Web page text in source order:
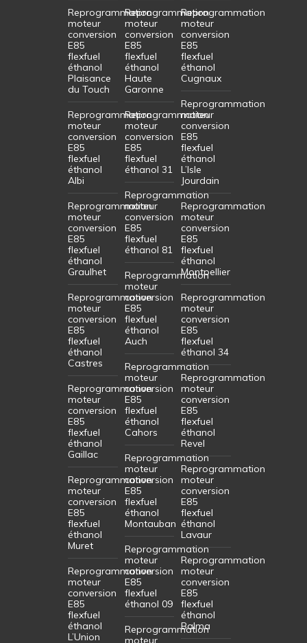
Reprogrammation
moteur
conversion
E85
flexfuel
éthanol
Plaisance
du Touch
Reprogrammation
moteur
conversion
E85
flexfuel
éthanol
Albi
Reprogrammation
moteur
conversion
E85
flexfuel
éthanol
Graulhet
Reprogrammation
moteur
conversion
E85
flexfuel
éthanol
Castres
Reprogrammation
moteur
conversion
E85
flexfuel
éthanol
Gaillac
Reprogrammation
moteur
conversion
E85
flexfuel
éthanol
Muret
Reprogrammation
moteur
conversion
E85
flexfuel
éthanol
L’Union
Reprogrammation
moteur
conversion
E85
flexfuel
éthanol
Haute
Garonne
Reprogrammation
moteur
conversion
E85
flexfuel
éthanol 31
Reprogrammation
moteur
conversion
E85
flexfuel
éthanol 81
Reprogrammation
moteur
conversion
E85
flexfuel
éthanol
Auch
Reprogrammation
moteur
conversion
E85
flexfuel
éthanol
Cahors
Reprogrammation
moteur
conversion
E85
flexfuel
éthanol
Montauban
Reprogrammation
moteur
conversion
E85
flexfuel
éthanol 09
Reprogrammation
moteur
Reprogrammation
moteur
conversion
E85
flexfuel
éthanol
Cugnaux
Reprogrammation
moteur
conversion
E85
flexfuel
éthanol
L’Isle
Jourdain
Reprogrammation
moteur
conversion
E85
flexfuel
éthanol
Montpellier
Reprogrammation
moteur
conversion
E85
flexfuel
éthanol 34
Reprogrammation
moteur
conversion
E85
flexfuel
éthanol
Revel
Reprogrammation
moteur
conversion
E85
flexfuel
éthanol
Lavaur
Reprogrammation
moteur
conversion
E85
flexfuel
éthanol
Balma